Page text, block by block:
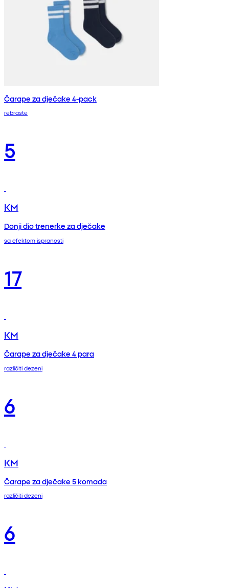
Čarape za dječake 4-pack
rebraste
5
KM
Donji dio trenerke za dječake
sa efektom ispranosti
17
KM
Čarape za dječake 4 para
različiti dezeni
6
KM
Čarape za dječake 5 komada
različiti dezeni
6